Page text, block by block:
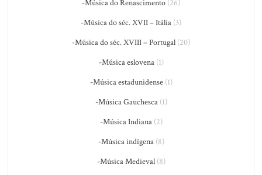
-Música do Renascimento (26)
-Música do séc. XVII – Itália (3)
-Música do séc. XVIII – Portugal (20)
-Música eslovena(1)
-Música estadunidense(1)
-Música Gauchesca(1)
-Música Indiana(2)
-Música indígena(8)
-Música Medieval(8)